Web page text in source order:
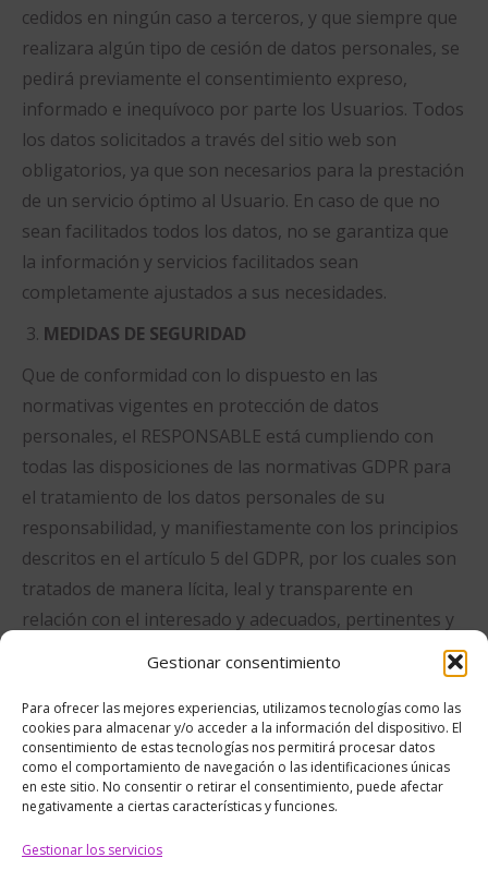
Gestionar consentimiento
Para ofrecer las mejores experiencias, utilizamos tecnologías como las
cookies para almacenar y/o acceder a la información del dispositivo. El
consentimiento de estas tecnologías nos permitirá procesar datos
como el comportamiento de navegación o las identificaciones únicas
en este sitio. No consentir o retirar el consentimiento, puede afectar
negativamente a ciertas características y funciones.
Gestionar los servicios
cedidos en ningún caso a terceros, y que siempre que
realizara algún tipo de cesión de datos personales, se
pedirá previamente el consentimiento expreso,
informado e inequívoco por parte los Usuarios. Todos
los datos solicitados a través del sitio web son
obligatorios, ya que son necesarios para la prestación
de un servicio óptimo al Usuario. En caso de que no
sean facilitados todos los datos, no se garantiza que
la información y servicios facilitados sean
completamente ajustados a sus necesidades.
MEDIDAS DE SEGURIDAD
Que de conformidad con lo dispuesto en las
normativas vigentes en protección de datos
personales, el RESPONSABLE está cumpliendo con
todas las disposiciones de las normativas GDPR para
el tratamiento de los datos personales de su
responsabilidad, y manifiestamente con los principios
descritos en el artículo 5 del GDPR, por los cuales son
tratados de manera lícita, leal y transparente en
relación con el interesado y adecuados, pertinentes y
limitados a lo necesario en relación con los fines para
El RESPONSABLE garantiza que ha implementado
políticas técnicas y organizativas apropiadas para
aplicar las medidas de seguridad que establecen el
GDPR con el fin de proteger los derechos y libertades
de los Usuarios y les ha comunicado la información